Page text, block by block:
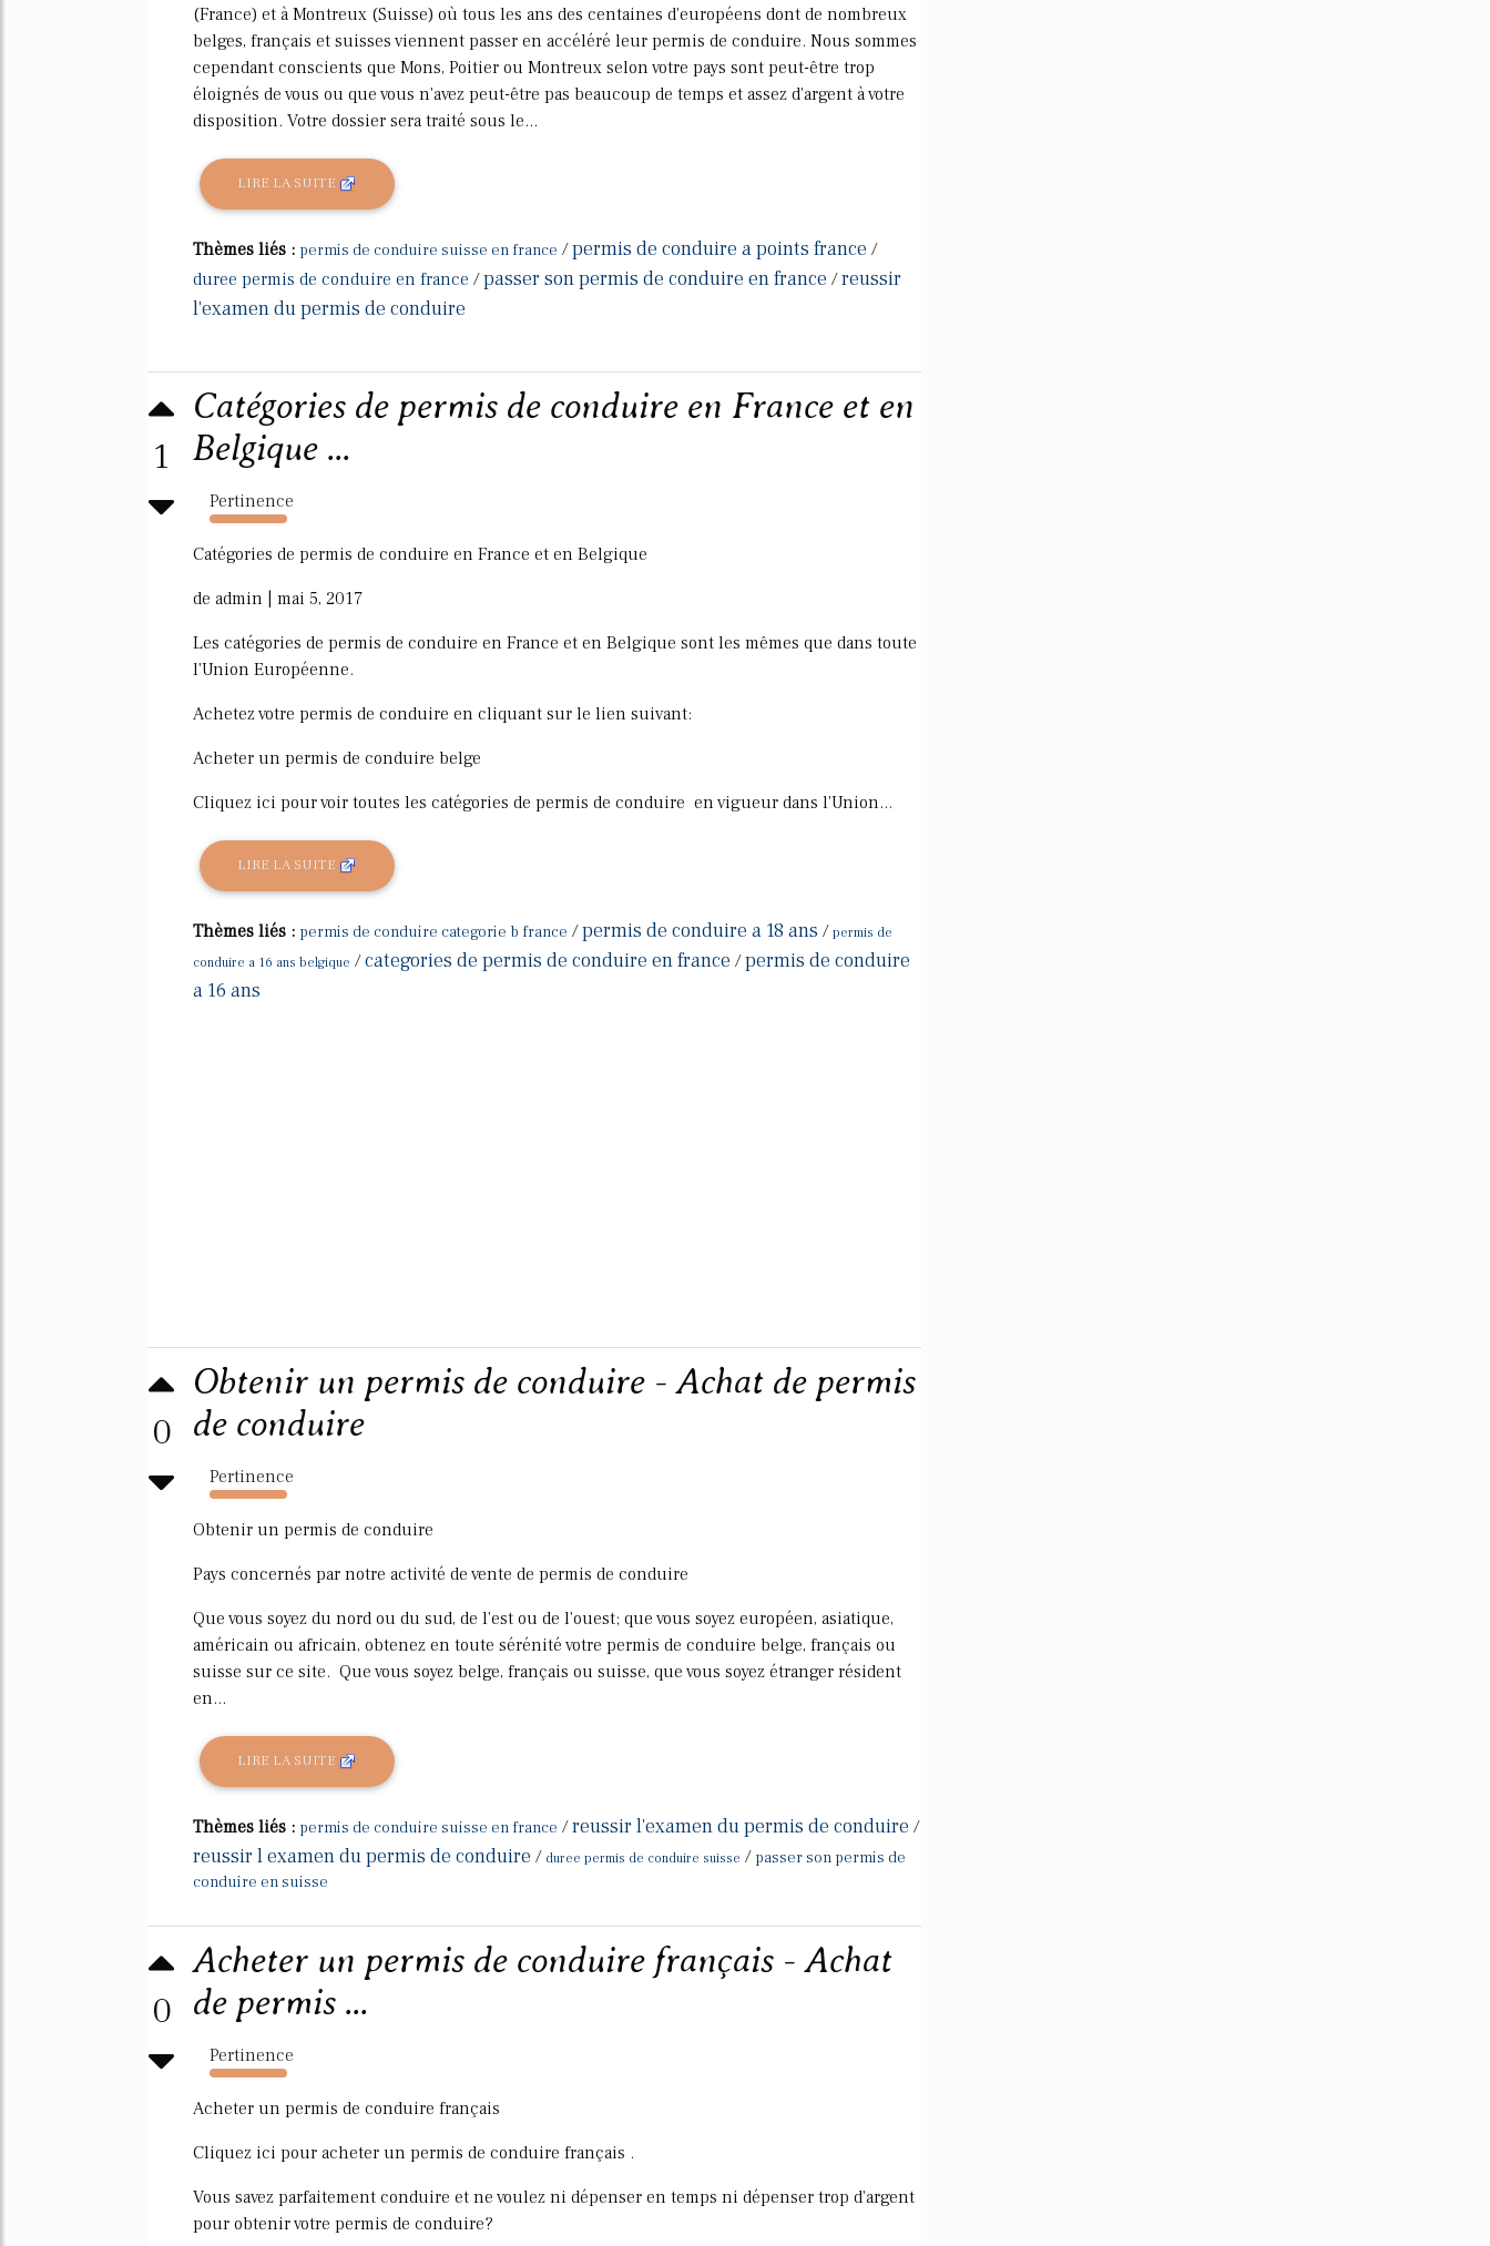
(France) et à Montreux (Suisse) où tous les ans des centaines d'européens dont de nombreux
belges, français et suisses viennent passer en accéléré leur permis de conduire. Nous sommes
cependant conscients que Mons, Poitier ou Montreux selon votre pays sont peut-être trop
éloignés de vous ou que vous n'avez peut-être pas beaucoup de temps et assez d'argent à votre
disposition. Votre dossier sera traité sous le...
LIRE LA SUITE
Thèmes liés : permis de conduire suisse en france /permis de conduire a points france /
duree permis de conduire en france /passer son permis de conduire en france /reussir
l'examen du permis de conduire
1
Catégories de permis de conduire en France et en
Belgique ...
Pertinence
1515%
Catégories de permis de conduire en France et en Belgique
de admin | mai 5, 2017
Les catégories de permis de conduire en France et en Belgique sont les mêmes que dans toute
l'Union Européenne.
Achetez votre permis de conduire en cliquant sur le lien suivant:
Acheter un permis de conduire belge
Cliquez ici pour voir toutes les catégories de permis de conduire en vigueur dans l'Union...
LIRE LA SUITE
Thèmes liés : permis de conduire categorie b france /permis de conduire a 18 ans / permis de
conduire a 16 ans belgique /categories de permis de conduire en france /permis de conduire
a 16 ans
0
Obtenir un permis de conduire - Achat de permis
de conduire
Pertinence
1827%
Obtenir un permis de conduire
Pays concernés par notre activité de vente de permis de conduire
Que vous soyez du nord ou du sud, de l'est ou de l'ouest; que vous soyez européen, asiatique,
américain ou africain, obtenez en toute sérénité votre permis de conduire belge, français ou
suisse sur ce site. Que vous soyez belge, français ou suisse, que vous soyez étranger résident
en...
LIRE LA SUITE
Thèmes liés : permis de conduire suisse en france /reussir l'examen du permis de conduire /
reussir l examen du permis de conduire / duree permis de conduire suisse / passer son permis de
conduire en suisse
0
Acheter un permis de conduire français - Achat
de permis ...
Pertinence
1562%
Acheter un permis de conduire français
Cliquez ici pour acheter un permis de conduire français .
Vous savez parfaitement conduire et ne voulez ni dépenser en temps ni dépenser trop d'argent
pour obtenir votre permis de conduire?